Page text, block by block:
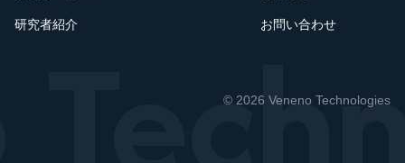
研究者紹介 お問い合わせ
© 2026 Veneno Technologies